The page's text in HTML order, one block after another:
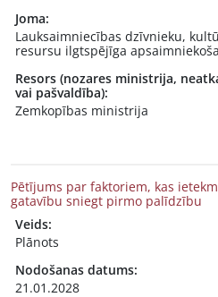
Joma:
Lauksaimniecības dzīvnieku,
resursu ilgtspējīga
Resors (nozares ministrija,
vai pašvaldība):
Zemkopības ministrija
Pētījums par faktoriem, kas
gatavību sniegt pirmo palīdzību
Veids:
Plānots
Nodošanas datums:
21.01.2028